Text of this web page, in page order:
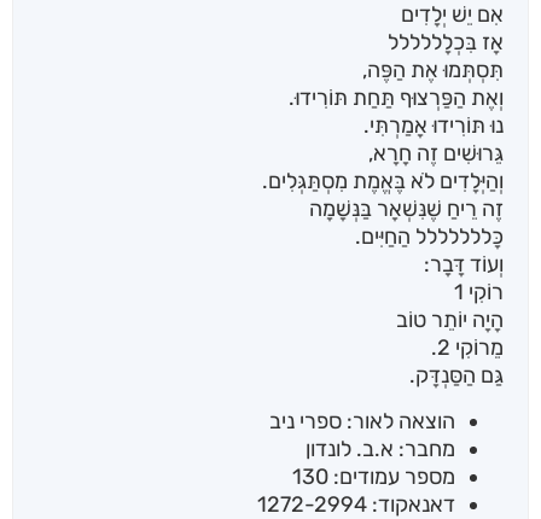
אִם יֵשׁ יְלָדִים
אָז בִּכְלָללללל
תִּסְתְּמוּ אֶת הַפֶּה,
וְאֶת הַפַּרְצוּף תַּחַת תּוֹרִידוּ.
נוּ תּוֹרִידוּ אָמַרְתִּי.
גֵּרוּשִׁים זֶה חָרָא,
וְהַיְּלָדִים לֹא בֶּאֱמֶת מִסְתַּגְּלִים.
זֶה רֵיחַ שֶׁנִּשְׁאָר בַּנְּשָׁמָה
כָּללללללל הַחַיִּים.
וְעוֹד דָּבָר:
רוֹקִי 1
הָיָה יוֹתֵר טוֹב
מֵרוֹקִי 2.
גַּם הַסַּנְדָּק.
הוצאה לאור: ספרי ניב
מחבר: א.ב. לונדון
מספר עמודים: 130
דאנאקוד: 1272-2994